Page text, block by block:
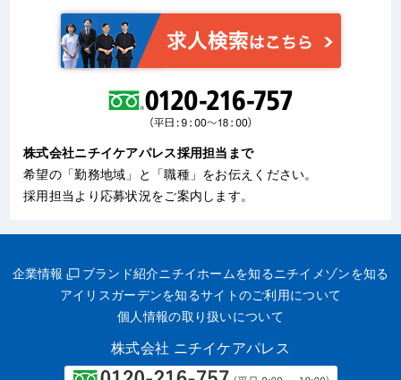
株式会社ニチイケアパレス採用担当まで
希望の「勤務地域」と「職種」をお伝えください。
採用担当より応募状況をご案内します。
企業情報 ブランド紹介ニチイホームを知るニチイメゾンを知る
アイリスガーデンを知るサイトのご利用について
個人情報の取り扱いについて
株式会社 ニチイケアパレス